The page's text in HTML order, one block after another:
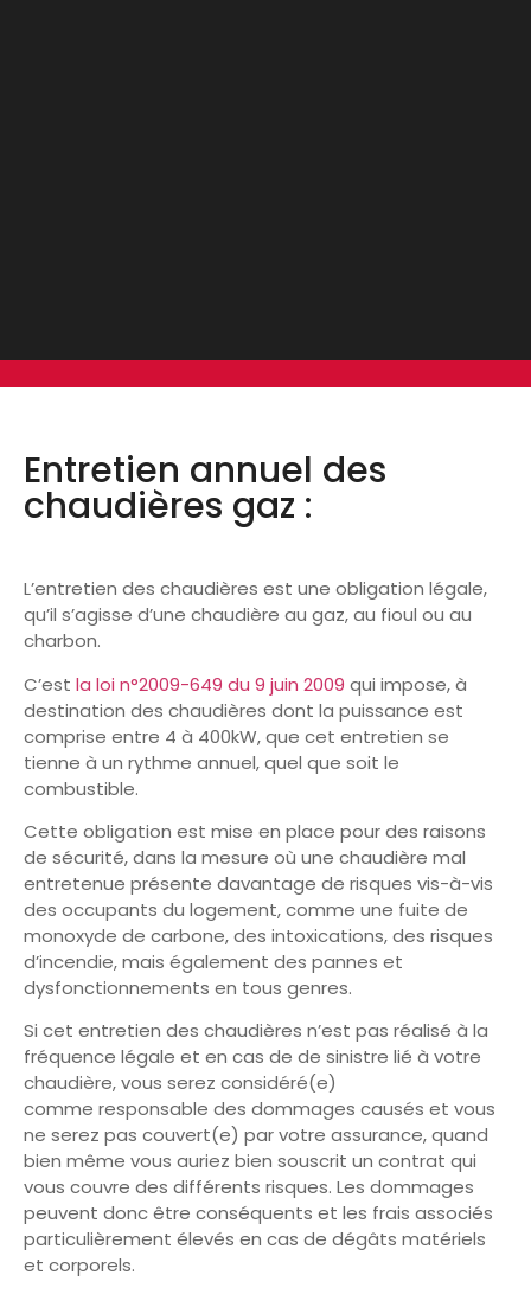
Entretien annuel des
chaudières gaz :
L’entretien des chaudières est une obligation légale,
qu’il s’agisse d’une chaudière au gaz, au fioul ou au
charbon.
C’est la loi n°2009-649 du 9 juin 2009 qui impose, à
destination des chaudières dont la puissance est
comprise entre 4 à 400kW, que cet entretien se
tienne à un rythme annuel, quel que soit le
combustible.
Cette obligation est mise en place pour des raisons
de sécurité, dans la mesure où une chaudière mal
entretenue présente davantage de risques vis-à-vis
des occupants du logement, comme une fuite de
monoxyde de carbone, des intoxications, des risques
d’incendie, mais également des pannes et
dysfonctionnements en tous genres.
Si cet entretien des chaudières n’est pas réalisé à la
fréquence légale et en cas de de sinistre lié à votre
chaudière, vous serez considéré(e)
comme responsable des dommages causés et vous
ne serez pas couvert(e) par votre assurance, quand
bien même vous auriez bien souscrit un contrat qui
vous couvre des différents risques. Les dommages
peuvent donc être conséquents et les frais associés
particulièrement élevés en cas de dégâts matériels
et corporels.